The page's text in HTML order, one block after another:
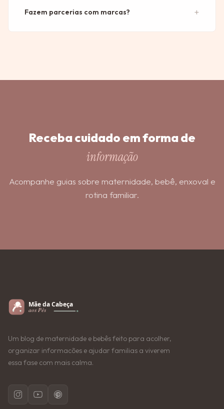
Fazem parcerias com marcas?
Receba cuidado em forma de
informação
Acompanhe guias sobre maternidade, bebê, enxoval e
rotina familiar.
Um blog de maternidade e bebês feito para acolher,
organizar informacões e ajudar familias a viverem
essa fase com mais calma.